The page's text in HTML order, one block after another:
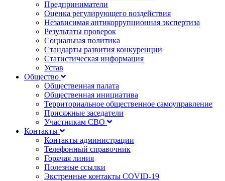
Предприниматели
Оценка регулирующего воздействия
Независимая антикоррупционная экспертиза
Результаты проверок
Социальная политика
Стандарты развития конкуренции
Статистическая информация
Устав
Общество
Общественная палата
Общественная инициатива
Территориальное общественное самоуправление
Присяжные заседатели
Участникам СВО
Контакты
Контакты администрации
Телефонный справочник
Горячая линия
Полезные ссылки
Экстренные контакты COVID-19